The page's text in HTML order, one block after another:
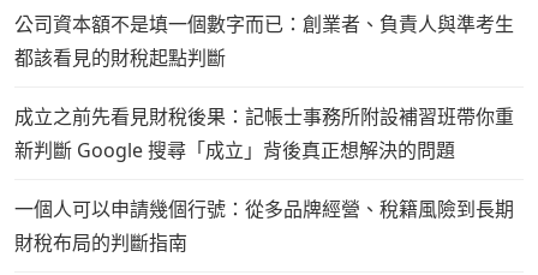
公司資本額不是填一個數字而已：創業者、負責人與準考生
都該看見的財稅起點判斷
成立之前先看見財稅後果：記帳士事務所附設補習班帶你重
新判斷 Google 搜尋「成立」背後真正想解決的問題
一個人可以申請幾個行號：從多品牌經營、稅籍風險到長期
財稅布局的判斷指南